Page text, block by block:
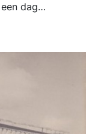
dag…